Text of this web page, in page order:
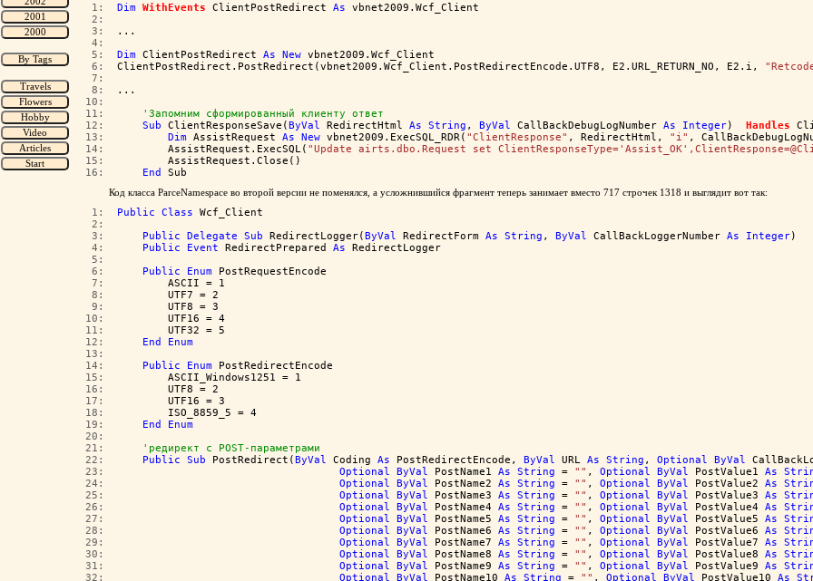
   1:
Dim WithEvents ClientPostRedirect As vbnet2009.Wcf_Client
   2:
   3:
...
   4:
   5:
Dim ClientPostRedirect As New vbnet2009.Wcf_Client
   6:
ClientPostRedirect.PostRedirect(vbnet2009.Wcf_Client.PostRedirectEncode.UTF8, E2.URL_RETURN_NO, E2.i,
   7:
   8:
...
  10:
  11:
'Запомним сформированный клиенту ответ
  12:
Sub ClientResponseSave(ByVal RedirectHtml As String , ByVal CallBackDebugLogNumber As Integer) Handles
  13:
Dim AssistRequest As New vbnet2009.ExecSQL_RDR( "ClientResponse" , RedirectHtml, "i" ,
  14:
        AssistRequest.ExecSQL(
"Update airts.dbo.Request set
  15:
        AssistRequest.Close()
  16:
End Sub
Код класса ParceNamespace во второй версии не поменялся, а усложнившийся фрагмент теперь занимает вместо 717 строчек 1318 и выглядит вот так:
   1:
Public Class Wcf_Client
   2:
   3:
Public Delegate Sub RedirectLogger(ByVal RedirectForm As String , ByVal CallBackLoggerNumber As Integer)
   4:
Public Event RedirectPrepared As RedirectLogger
   5:
   6:
Public Enum PostRequestEncode
   7:
        ASCII = 1
   8:
        UTF7 = 2
   9:
        UTF8 = 3
  10:
        UTF16 = 4
  11:
        UTF32 = 5
  12:
End
Enum
  13:
  14:
Public Enum PostRedirectEncode
  15:
        ASCII_Windows1251 = 1
  16:
        UTF8 = 2
  17:
        UTF16 = 3
  18:
        ISO_8859_5 = 4
  19:
End
Enum
  20:
  21:
'редирект с POST-параметрами
  22:
Public Sub PostRedirect(ByVal Coding As PostRedirectEncode, ByVal URL As String , Optional ByVal
  23:
Optional ByVal PostName1 As String = "" , Optional ByVal PostValue1 As
  24:
Optional ByVal PostName2 As String = "" , Optional ByVal PostValue2 As
  25:
Optional ByVal PostName3 As String = "" , Optional ByVal PostValue3 As
  26:
Optional ByVal PostName4 As String = "" , Optional ByVal PostValue4 As
  27:
Optional ByVal PostName5 As String = "" , Optional ByVal PostValue5 As
  28:
Optional ByVal PostName6 As String = "" , Optional ByVal PostValue6 As
  29:
Optional ByVal PostName7 As String = "" , Optional ByVal PostValue7 As
  30:
Optional ByVal PostName8 As String = "" , Optional ByVal PostValue8 As
  31:
Optional ByVal PostName9 As String = "" , Optional ByVal PostValue9 As
  32:
Optional ByVal PostName10 As String = "" , Optional ByVal PostValue10 As